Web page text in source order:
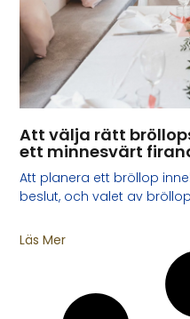
Att välja rätt
ett minnesvärt
Att planera ett bröllop
beslut, och valet av
Läs Mer